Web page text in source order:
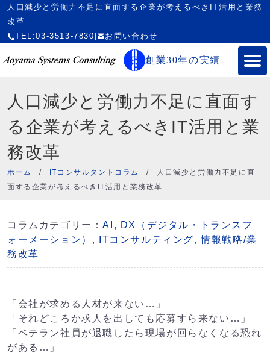
人口減少と労働力不足に直面する企業が考えるべきIT活用と業務
改革
TEL:03-3513-7830
お問い合わせ
創業30年の実績
人口減少と労働力不足に直面す
る企業が考えるべきIT活用と業
務改革
ホーム / ITコンサルタントコラム /
人口減少と労働力不足に直
面する企業が考えるべきIT活用と業務改革
コラムカテゴリー：AI , DX（デジタル・トランスフ
ォーメーション） , ITコンサルティング,情報戦略/業
務改革
「会社が求める人材が来ない…」
「それどころか求人を出しても応募すら来ない…」
「ベテラン社員が退職したら現場が回らなくなる恐れ
がある…」